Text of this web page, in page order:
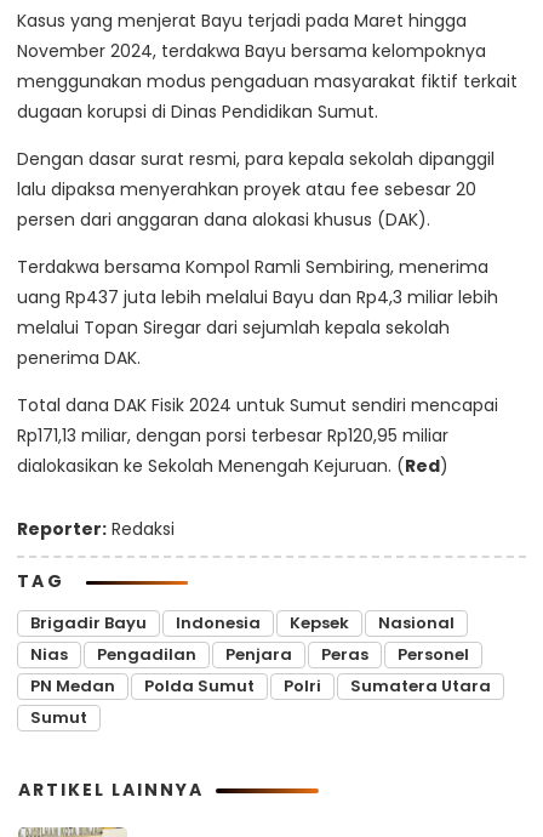
Kasus yang menjerat Bayu terjadi pada Maret hingga
November 2024, terdakwa Bayu bersama kelompoknya
menggunakan modus pengaduan masyarakat fiktif terkait
dugaan korupsi di Dinas Pendidikan Sumut.
Dengan dasar surat resmi, para kepala sekolah dipanggil
lalu dipaksa menyerahkan proyek atau fee sebesar 20
persen dari anggaran dana alokasi khusus (DAK).
Terdakwa bersama Kompol Ramli Sembiring, menerima
uang Rp437 juta lebih melalui Bayu dan Rp4,3 miliar lebih
melalui Topan Siregar dari sejumlah kepala sekolah
penerima DAK.
Total dana DAK Fisik 2024 untuk Sumut sendiri mencapai
Rp171,13 miliar, dengan porsi terbesar Rp120,95 miliar
dialokasikan ke Sekolah Menengah Kejuruan. (Red)
Reporter: Redaksi
TAG
Brigadir Bayu Indonesia Kepsek
Nasional
Nias
Pengadilan Penjara Peras
Personel
PN Medan
Polda Sumut Polri
Sumatera Utara
Sumut
ARTIKEL LAINNYA